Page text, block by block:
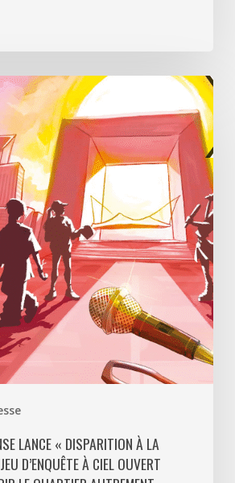
LANCE « DISPARITION À LA
D’ENQUÊTE À CIEL OUVERT